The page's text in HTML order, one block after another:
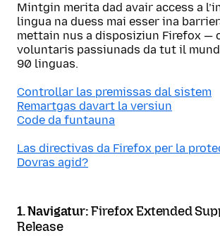
Mintgin merita dad avair access a
lingua na duess mai esser ina
mettain nus a disposiziun Firefox —
voluntaris passiunads da tut il
90 linguas.
Controllar las premissas dal sistem
Remartgas davart la versiun
Code da funtauna
Las directivas da Firefox per la
Dovras agid?
1. Navigatur:Firefox Extended
Release